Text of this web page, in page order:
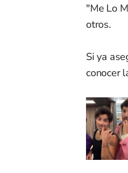
"Me Lo
otros.
Si ya
conocer